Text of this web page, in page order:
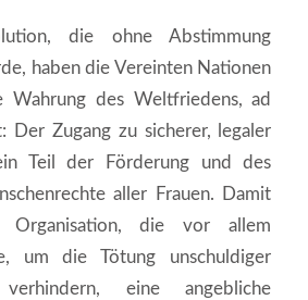
die ohne Abstimmung
haben die Vereinten Nationen
Wahrung des Weltfriedens, ad
Der Zugang zu sicherer, legaler
Teil der Förderung und des
aller Frauen. Damit
Organisation, die vor allem
um die Tötung unschuldiger
eine angebliche